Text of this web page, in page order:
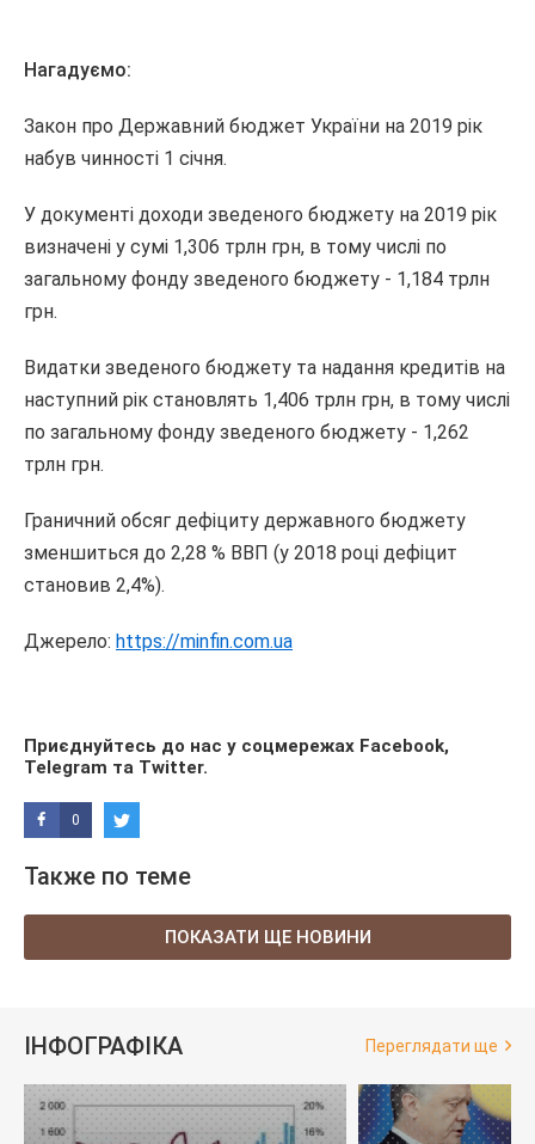
Нагадуємо:
Закон про Державний бюджет України на 2019 рік
набув чинності 1 січня.
У документі доходи зведеного бюджету на 2019 рік
визначені у сумі 1,306 трлн грн, в тому числі по
загальному фонду зведеного бюджету - 1,184 трлн
грн.
Видатки зведеного бюджету та надання кредитів на
наступний рік становлять 1,406 трлн грн, в тому числі
по загальному фонду зведеного бюджету - 1,262
трлн грн.
Граничний обсяг дефіциту державного бюджету
зменшиться до 2,28 % ВВП (у 2018 році дефіцит
становив 2,4%).
Джерело: https://minfin.com.ua
Приєднуйтесь до нас у соцмережах Facebook,
Telegram та Twitter.
0
Также по теме
ПОКАЗАТИ ЩЕ НОВИНИ
ІНФОГРАФІКА Переглядати ще